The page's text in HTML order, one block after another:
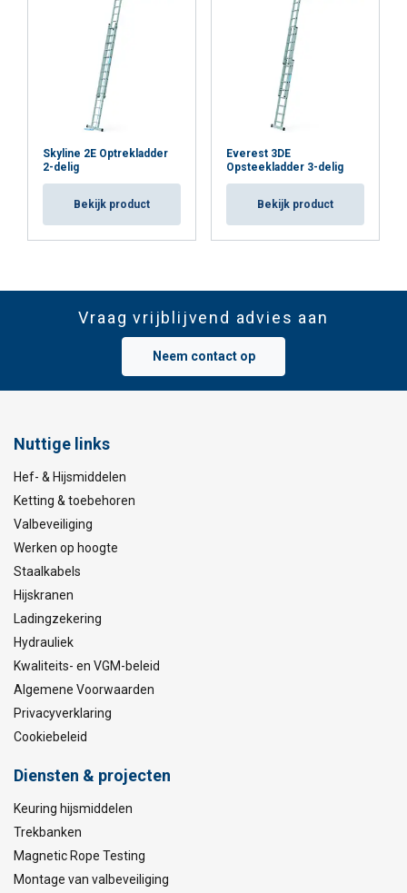
Skyline 2E Optrekladder
2-delig
Bekijk product
Everest 3DE
Opsteekladder 3-delig
Bekijk product
Vraag vrijblijvend advies aan
Neem contact op
Nuttige links
Hef- & Hijsmiddelen
Ketting & toebehoren
Valbeveiliging
Werken op hoogte
Staalkabels
Hijskranen
Ladingzekering
Hydrauliek
Kwaliteits- en VGM-beleid
Algemene Voorwaarden
Privacyverklaring
Cookiebeleid
Diensten & projecten
Keuring hijsmiddelen
Trekbanken
Magnetic Rope Testing
Montage van valbeveiliging